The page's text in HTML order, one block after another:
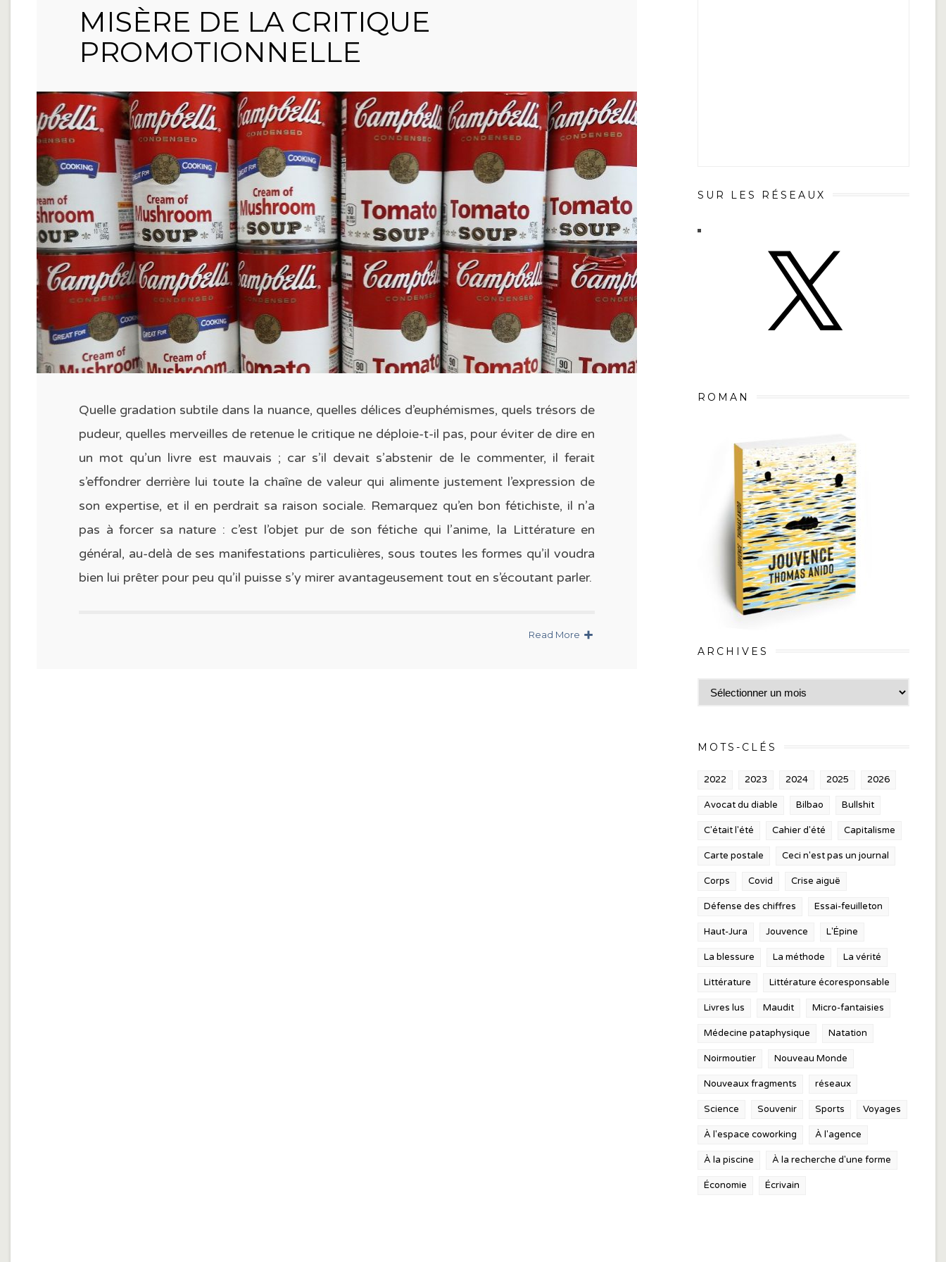
MISÈRE DE LA CRITIQUE
PROMOTIONNELLE
Quelle gradation subtile dans la nuance, quelles délices d’euphémismes, quels trésors de
pudeur, quelles merveilles de retenue le critique ne déploie-t-il pas, pour éviter de dire en
un mot qu’un livre est mauvais ; car s’il devait s’abstenir de le commenter, il ferait
s’effondrer derrière lui toute la chaîne de valeur qui alimente justement l’expression de
son expertise, et il en perdrait sa raison sociale. Remarquez qu’en bon fétichiste, il n’a
pas à forcer sa nature : c’est l’objet pur de son fétiche qui l’anime, la Littérature en
général, au-delà de ses manifestations particulières, sous toutes les formes qu’il voudra
bien lui prêter pour peu qu’il puisse s’y mirer avantageusement tout en s’écoutant parler.
Read More
SUR LES RÉSEAUX
ROMAN
ARCHIVES
Archives
MOTS-CLÉS
2022 2023 2024 2025 2026
Avocat du diable Bilbao Bullshit
C'était l'été Cahier d'été Capitalisme
Carte postale Ceci n'est pas un journal
Corps Covid Crise aiguë
Défense des chiffres Essai-feuilleton
Haut-Jura Jouvence L'Épine
La blessure La méthode La vérité
Littérature Littérature écoresponsable
Livres lus Maudit Micro-fantaisies
Médecine pataphysique Natation
Noirmoutier Nouveau Monde
Nouveaux fragments réseaux
Science Souvenir Sports Voyages
À l'espace coworking À l'agence
À la piscine À la recherche d'une forme
Économie Écrivain